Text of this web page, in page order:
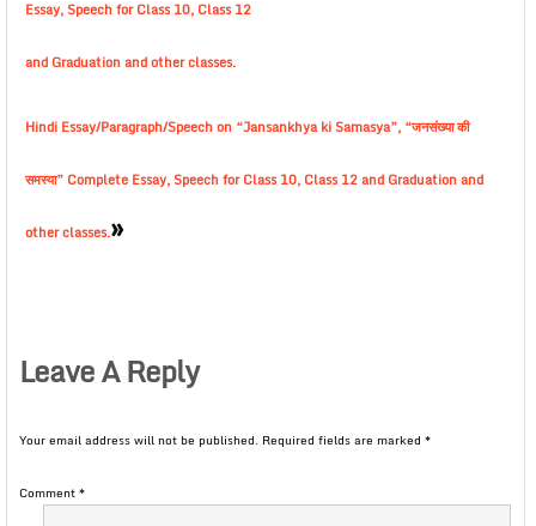
Essay, Speech for Class 10, Class 12
and Graduation and other classes.
Hindi Essay/Paragraph/Speech on “Jansankhya ki Samasya”, “जनसंख्या की
समस्या” Complete Essay, Speech for Class 10, Class 12 and Graduation and
other classes.»
Leave A Reply
Your email address will not be published. Required fields are marked *
Comment*